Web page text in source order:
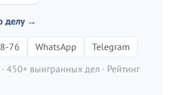
делу →
76 WhatsApp
Telegram
450+ выигранных дел · Рейтинг